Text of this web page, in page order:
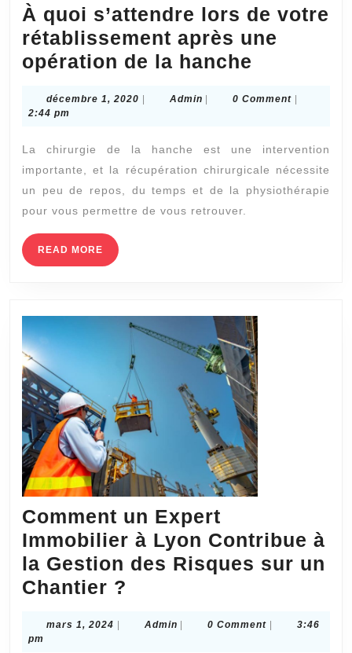
À quoi s’attendre lors de votre
rétablissement après une
opération de la hanche
s’attendre
de
votre
la
hanche
décembre 1, 2020 décembre
AdminAdmin0 Comment
2:44 pm
La chirurgie de la hanche est une intervention
importante, et la récupération chirurgicale nécessite
un peu de repos, du temps et de la physiothérapie
pour vous permettre de vous retrouver.
READ MORE READ
MORE
Comment un Expert
Immobilier à Lyon Contribue à
la Gestion des Risques sur un
Chantier ?
Expert
mars 1, 2024 mars
AdminAdmin0 Comment
3:46
pm